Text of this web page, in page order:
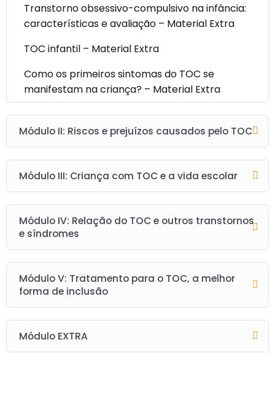
Transtorno obsessivo-compulsivo na infância:
características e avaliação – Material Extra
TOC infantil – Material Extra
Como os primeiros sintomas do TOC se
manifestam na criança? – Material Extra
Módulo II: Riscos e prejuízos causados pelo TOC
Módulo III: Criança com TOC e a vida escolar
Módulo IV: Relação do TOC e outros transtornos
e síndromes
Módulo V: Tratamento para o TOC, a melhor
forma de inclusão
Módulo EXTRA